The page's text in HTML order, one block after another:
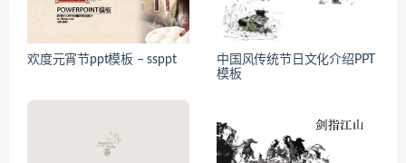
欢度元宵节ppt模板 – ssppt
中国风传统节日文化介绍PPT
模板